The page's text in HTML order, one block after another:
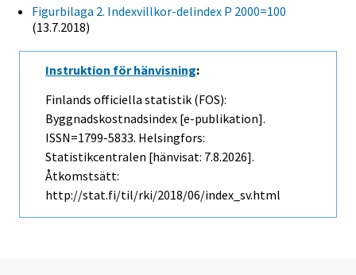
Figurbilaga 2. Indexvillkor-delindex P 2000=100
(13.7.2018)
Instruktion för hänvisning:
Finlands officiella statistik (FOS):
Byggnadskostnadsindex [e-publikation].
ISSN=1799-5833. Helsingfors:
Statistikcentralen [hänvisat: 7.8.2026].
Åtkomstsätt:
http://stat.fi/til/rki/2018/06/index_sv.html